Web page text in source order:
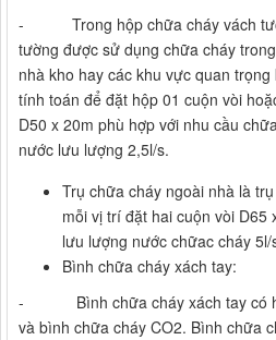
- Trong hộp chữa cháy vách
tường được sử dụng chữa cháy
nhà kho hay các khu vực quan
tính toán để đặt hộp 01 cuộn vòi
D50 x 20m phù hợp với nhu cầu
nước lưu lượng 2,5l/s.
Trụ chữa cháy ngoài nhà là
mỗi vị trí đặt hai cuộn vòi D65
lưu lượng nước chữac cháy 5l/
Bình chữa cháy xách tay:
- Bình chữa cháy xách tay có
và bình chữa cháy CO2. Bình chữa